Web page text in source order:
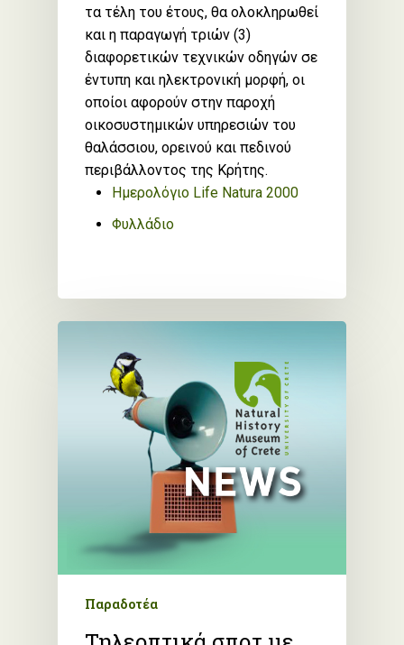
τα τέλη του έτους, θα ολοκληρωθεί
και η παραγωγή τριών (3)
διαφορετικών τεχνικών οδηγών σε
έντυπη και ηλεκτρονική μορφή, οι
οποίοι αφορούν στην παροχή
οικοσυστημικών υπηρεσιών του
θαλάσσιου, ορεινού και πεδινού
περιβάλλοντος της Κρήτης.
Ημερολόγιο Life Natura 2000
Φυλλάδιο
Παραδοτέα